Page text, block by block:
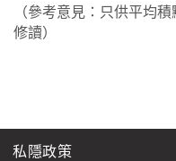
（參考意見：只供平均
修讀）
私隱政策